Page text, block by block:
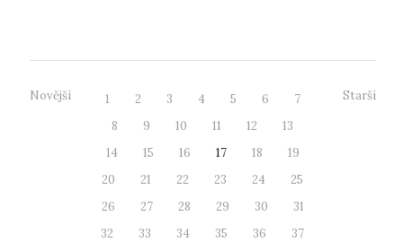
Novější 1 2 3 4 5 6
7
8
9 10 11 12
13
14
15 16 17 18
19
20
21 22 23 24
25
26
27 28 29 30
31
32
33 34 35 36
37
Starší